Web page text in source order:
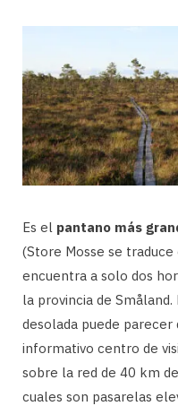
Es el pantano más
(Store Mosse se
encuentra a solo dos
la provincia de
desolada puede
informativo centro de
sobre la red de 40 km
cuales son pasarelas